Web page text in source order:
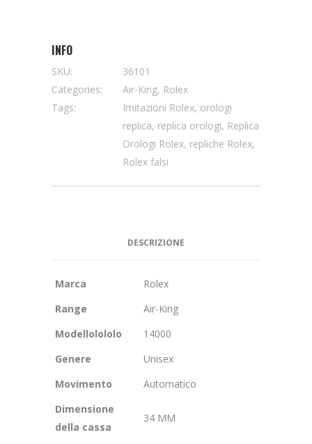
INFO
SKU:
36101
Categories:
Air-King, Rolex
Tags:
Imitazioni Rolex, orologi
replica, replica orologi, Replica
Orologi Rolex, repliche Rolex,
Rolex falsi
DESCRIZIONE
Marca
Rolex
Range
Air-King
Modellolololo
14000
Genere
Unisex
Movimento
Automatico
Dimensione
della cassa
34 MM